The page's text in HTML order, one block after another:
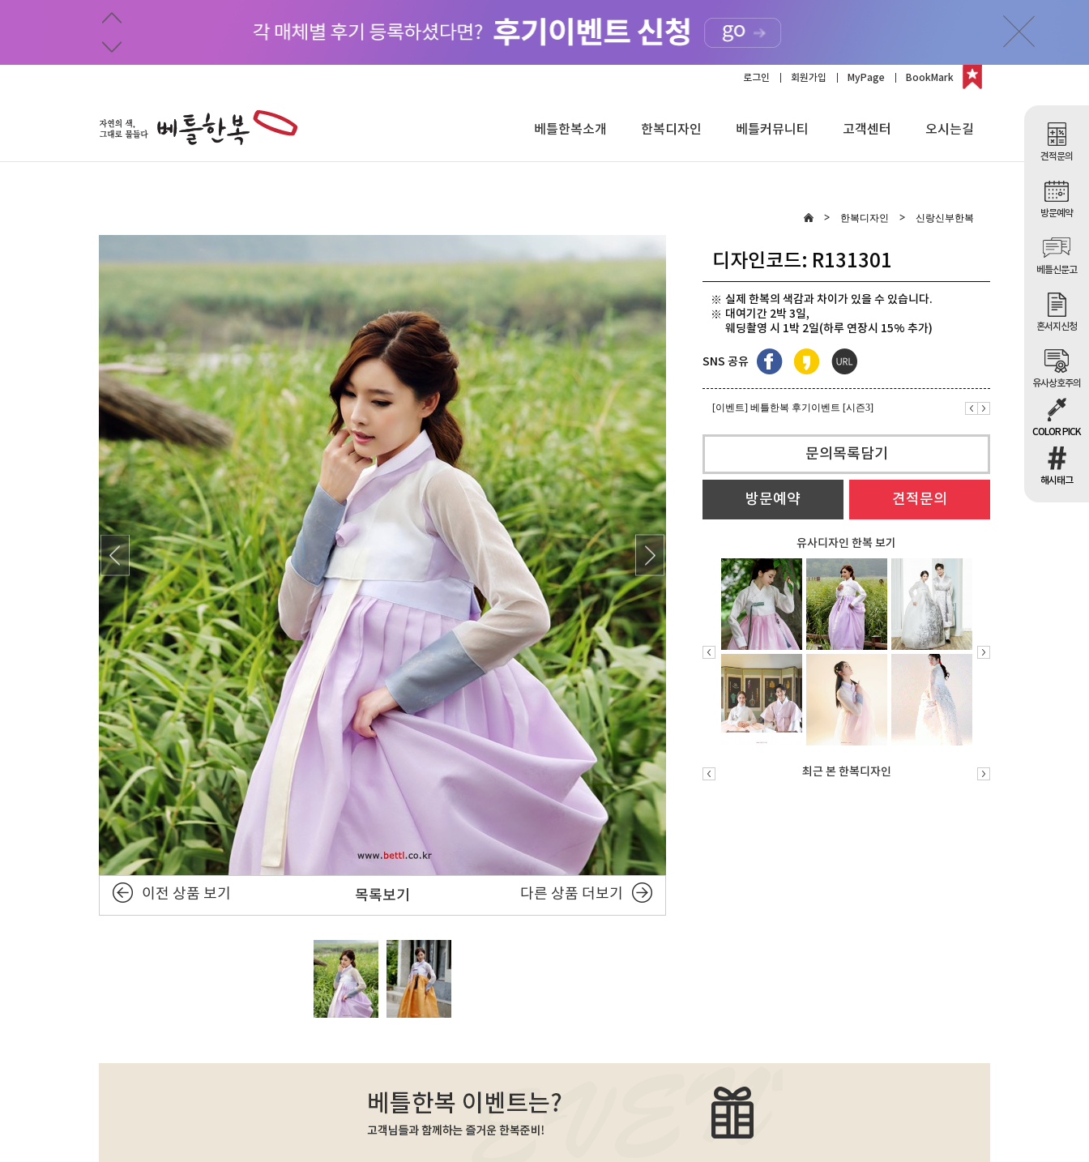
로그인 회원가입 MyPage BookMark
베틀한복소개 한복디자인 베틀커뮤니티 고객센터 오시는길
견적문의
방문예약
베틀신문고
혼서지신청
유사상호주의
COLOR PICK
해시태그
한복디자인 신랑신부한복
목록보기
이전 상품 보기 다른 상품 더보기
디자인코드: R131301
실제 한복의 색감과 차이가 있을 수 있습니다.
대여기간 2박 3일,
웨딩촬영 시 1박 2일(하루 연장시 15% 추가)
SNS 공유
[이벤트] 모바일 초대장 무료
[이벤트] 베틀한복 후기이벤트 [시즌3]
[이벤트] 모바일 초대장 무료
[이벤트] 베틀한복 후기이벤트 [시즌3]
문의목록담기
방문예약 견적문의
유사디자인 한복 보기
최근 본 한복디자인